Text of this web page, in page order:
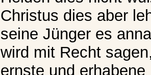
Christus dies aber
seine Jünger es
wird mit Recht
ernste und erhabene